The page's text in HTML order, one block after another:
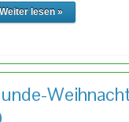
Weiter lesen »